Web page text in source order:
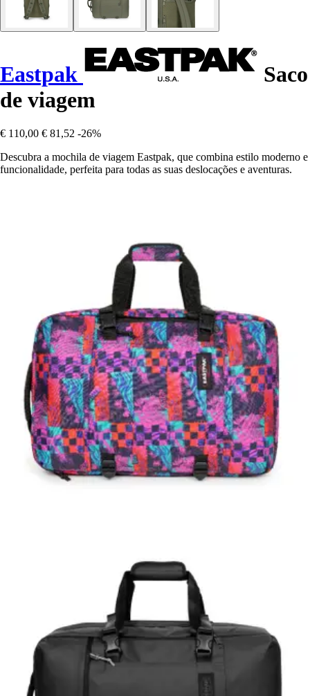
Eastpak
Saco
de viagem
€ 110,00 € 81,52 -26%
Descubra a mochila de viagem Eastpak, que combina estilo moderno e
funcionalidade, perfeita para todas as suas deslocações e aventuras.